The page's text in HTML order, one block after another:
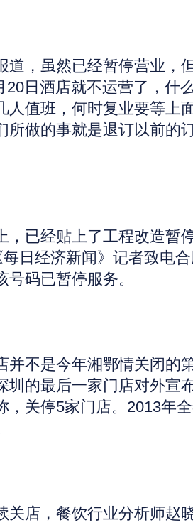
道，虽然已经暂停营业，
20日酒店就不运营了，什
人值班，何时复业要等上
所做的事就是退订以前的
，已经贴上了工程改造暂
每日经济新闻》记者致电
码已暂停服务。
并不是今年湘鄂情关闭的
圳的最后一家门店对外宣
，关停5家门店。2013年
关店，餐饮行业分析师赵